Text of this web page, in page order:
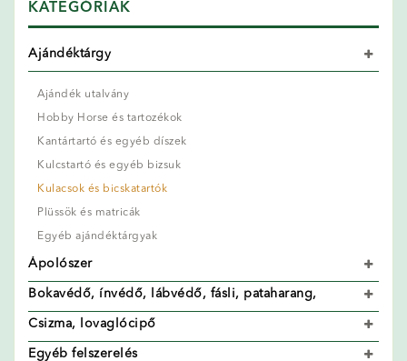
KATEGÓRIÁK
Ajándéktárgy
Ajándék utalvány
Hobby Horse és tartozékok
Kantártartó és egyéb díszek
Kulcstartó és egyéb bizsuk
Kulacsok és bicskatartók
Plüssök és matricák
Egyéb ajándéktárgyak
Ápolószer
Bokavédő, ínvédő, lábvédő, fásli, pataharang,
Csizma, lovaglócipő
Egyéb felszerelés